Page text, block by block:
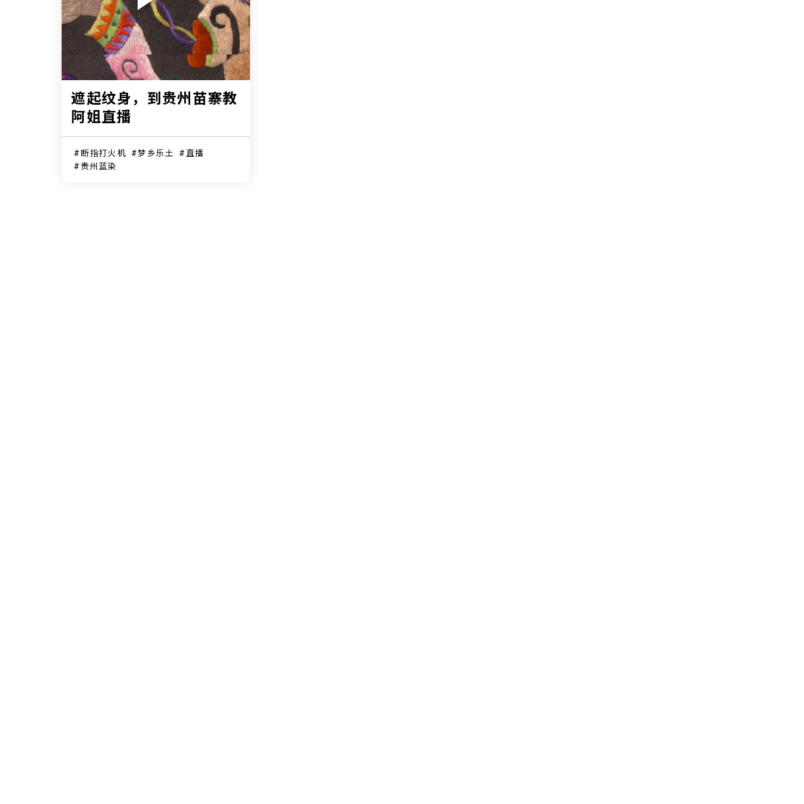
遮起纹身，到贵州苗寨教
阿姐直播
断指打火机 梦乡乐土
直播
贵州蓝染